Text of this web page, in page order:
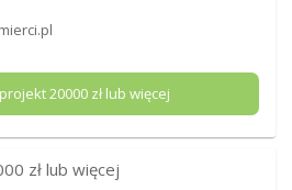
20000zł lub więcej
zł lub więcej